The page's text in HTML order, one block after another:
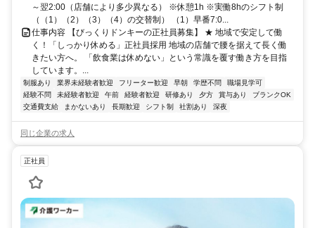
～翌2:00（店舗により多少異なる） ※休憩1h ※実働8hのシフト制
（（1）（2）（3）（4）の交替制） （1）早番7:0...
仕事内容 【びっくりドンキーの正社員募集】 ★ 地域で安定して働
く！「しっかり休める」正社員採用 地域の店舗で腰を据えて長く働
きたい方へ。 「飲食業は休めない」という常識を覆す働き方を目指
しています。...
制服あり 業界未経験者歓迎 フリーター歓迎 早朝 学歴不問
職場見学可
経験不問
未経験者歓迎 午前 経験者歓迎 研修あり 夕方 賞与あり
ブランクOK
交通費支給
まかないあり 長期歓迎 シフト制 社割あり 深夜
同じ企業の求人
正社員